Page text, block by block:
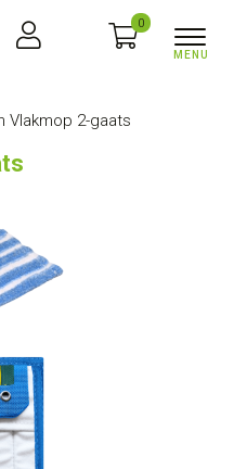
0
Vlakmop 2-gaats